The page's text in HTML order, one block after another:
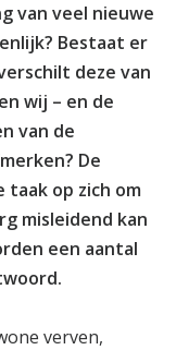
van veel nieuwe
Bestaat er
deze van
wij – en de
van de
De
taak op zich om
misleidend kan
een aantal
verven,